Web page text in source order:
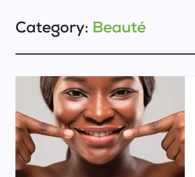
Category: Beauté